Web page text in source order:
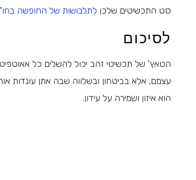
סט התכשיטים שלכן לתלבושות של החופשה
לסיכום
הטאץ' של תכשיטי זהב יכול להשלים כל
עצמם, אלא בביטחון ובשלווה שבה אתן עונדות
הוא איזון ושמירה על עידון.